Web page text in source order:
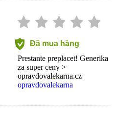
Đã mua hàng
Prestante preplacet! Generika
za super ceny >
opravdovalekarna.cz
opravdovalekarna